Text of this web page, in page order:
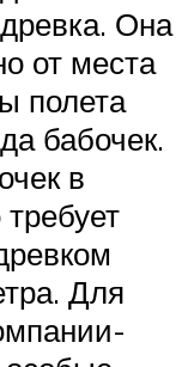
Она
от места
полета
бабочек.
в
Для